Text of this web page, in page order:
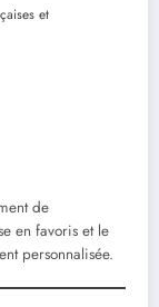
et
de
en favoris et le
personnalisée.